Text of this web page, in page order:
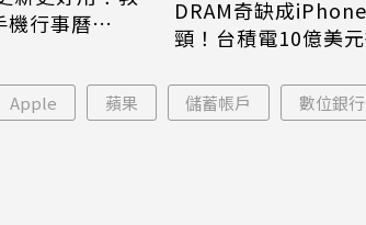
機行事曆
DRAM奇缺成
頸！台積電10億美
Apple 蘋果 儲蓄帳戶 數位銀行